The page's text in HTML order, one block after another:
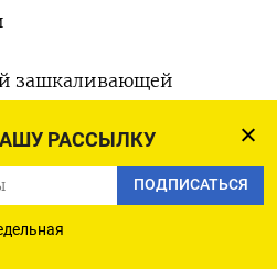
РАССЫЛКУ
ПОДПИСАТЬСЯ
зашкаливающей
Зюганова было отдано
победителем оказалась,
ЛДПР Владимира
кто знал, что эта